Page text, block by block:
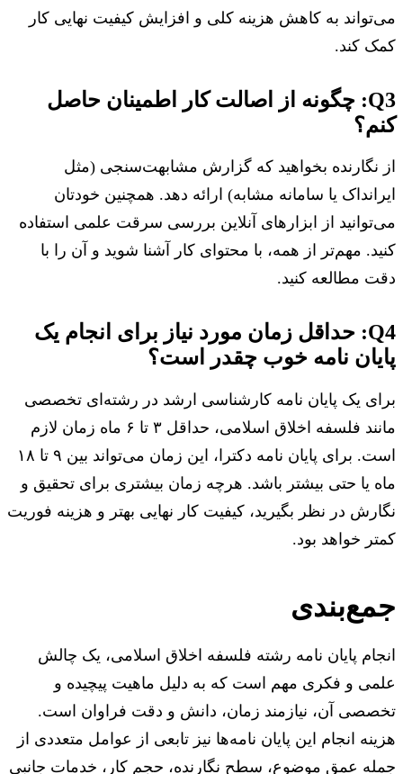
می‌تواند به کاهش هزینه کلی و افزایش کیفیت نهایی کار
کمک کند.
Q3: چگونه از اصالت کار اطمینان حاصل
کنم؟
از نگارنده بخواهید که گزارش مشابهت‌سنجی (مثل
ایرانداک یا سامانه مشابه) ارائه دهد. همچنین خودتان
می‌توانید از ابزارهای آنلاین بررسی سرقت علمی استفاده
کنید. مهم‌تر از همه، با محتوای کار آشنا شوید و آن را با
دقت مطالعه کنید.
Q4: حداقل زمان مورد نیاز برای انجام یک
پایان نامه خوب چقدر است؟
برای یک پایان نامه کارشناسی ارشد در رشته‌ای تخصصی
مانند فلسفه اخلاق اسلامی، حداقل ۳ تا ۶ ماه زمان لازم
است. برای پایان نامه دکترا، این زمان می‌تواند بین ۹ تا ۱۸
ماه یا حتی بیشتر باشد. هرچه زمان بیشتری برای تحقیق و
نگارش در نظر بگیرید، کیفیت کار نهایی بهتر و هزینه فوریت
کمتر خواهد بود.
جمع‌بندی
انجام پایان نامه رشته فلسفه اخلاق اسلامی، یک چالش
علمی و فکری مهم است که به دلیل ماهیت پیچیده و
تخصصی آن، نیازمند زمان، دانش و دقت فراوان است.
هزینه انجام این پایان نامه‌ها نیز تابعی از عوامل متعددی از
جمله عمق موضوع، سطح نگارنده، حجم کار، خدمات جانبی